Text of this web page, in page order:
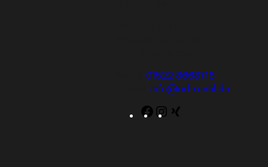
01522 8668718
info@ad-ruehl.de
Facebook
Instagram